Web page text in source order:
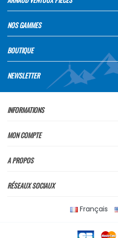
NOS GAMMES
BOUTIQUE
NEWSLETTER
INFORMATIONS
MON COMPTE
A PROPOS
RÉSEAUX SOCIAUX
Français